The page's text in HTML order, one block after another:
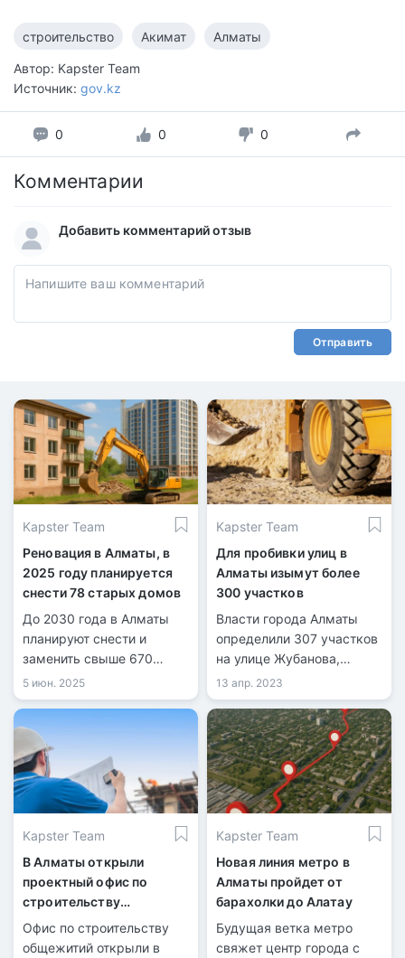
строительство Акимат Алматы
Автор: Kapster Team
Источник: gov.kz
0 0 0
Комментарии
Добавить комментарий отзыв
Отправить
Kapster Team
Реновация в Алматы, в
2025 году планируется
снести 78 старых домов
До 2030 года в Алматы
планируют снести и
заменить свыше 670
ветхих домов.
5 июн. 2025
Kapster Team
Для пробивки улиц в
Алматы изымут более
300 участков
Власти города Алматы
определили 307 участков
на улице Жубанова,
расположенных от улицы
Момышулы до границы
города, под изъятие и
снос.
13 апр. 2023
Kapster Team
В Алматы открыли
проектный офис по
строительству
студенческих
общежитий
Офис по строительству
общежитий открыли в
Kapster Team
Новая линия метро в
Алматы пройдет от
барахолки до Алатау
Будущая ветка метро
свяжет центр города с